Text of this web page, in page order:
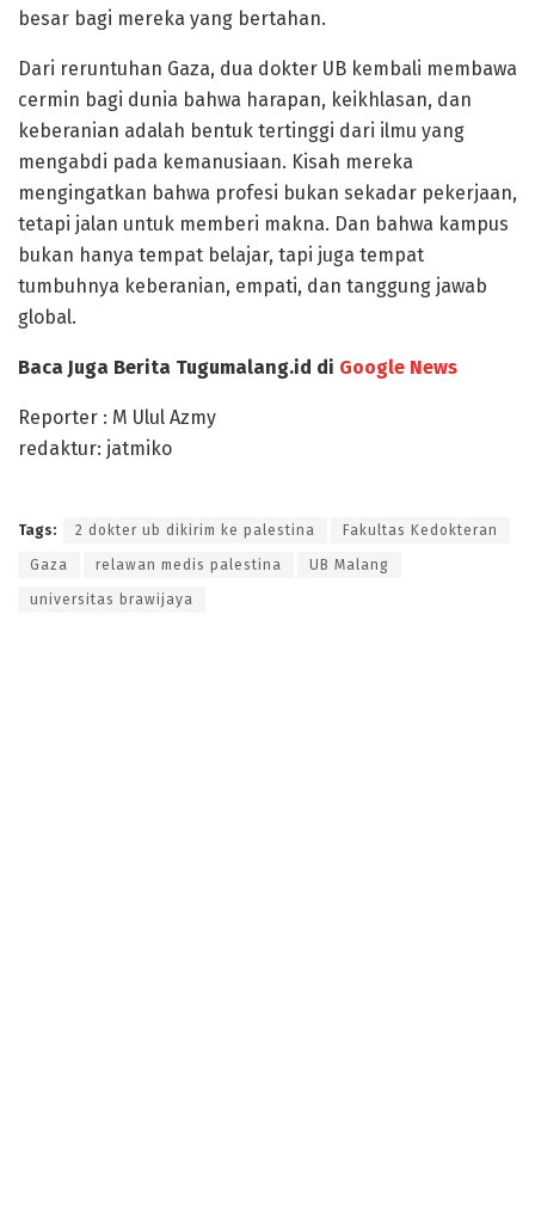
besar bagi mereka yang bertahan.
Dari reruntuhan Gaza, dua dokter UB kembali membawa
cermin bagi dunia bahwa harapan, keikhlasan, dan
keberanian adalah bentuk tertinggi dari ilmu yang
mengabdi pada kemanusiaan. Kisah mereka
mengingatkan bahwa profesi bukan sekadar pekerjaan,
tetapi jalan untuk memberi makna. Dan bahwa kampus
bukan hanya tempat belajar, tapi juga tempat
tumbuhnya keberanian, empati, dan tanggung jawab
global.
Baca Juga Berita Tugumalang.id di Google News
Reporter : M Ulul Azmy
redaktur: jatmiko
Tags: 2 dokter ub dikirim ke palestina Fakultas Kedokteran
Gaza relawan medis palestina UB Malang
universitas brawijaya